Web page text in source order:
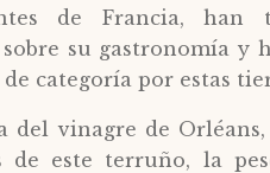
de Francia, han
su gastronomía y
de categoría por estas
del vinagre de
de este terruño, la